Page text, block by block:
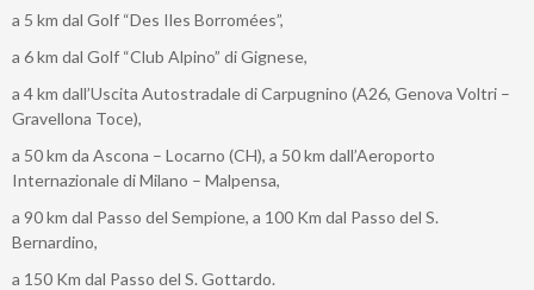
a 5 km dal Golf “Des Iles Borromées”,
a 6 km dal Golf “Club Alpino” di Gignese,
a 4 km dall’Uscita Autostradale di Carpugnino (A26, Genova Voltri –
Gravellona Toce),
a 50 km da Ascona – Locarno (CH), a 50 km dall’Aeroporto
Internazionale di Milano – Malpensa,
a 90 km dal Passo del Sempione, a 100 Km dal Passo del S.
Bernardino,
a 150 Km dal Passo del S. Gottardo.